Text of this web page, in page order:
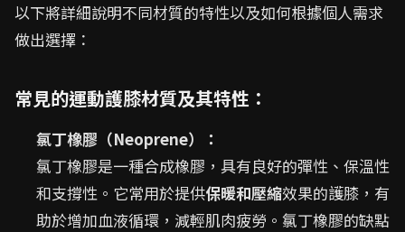
以下將詳細說明不同材質的特性以及如何根據個人需求
做出選擇：
常見的運動護膝材質及其特性：
氯丁橡膠（Neoprene）：
氯丁橡膠是一種合成橡膠，具有良好的彈性、保溫性
和支撐性。它常用於提供保暖和壓縮效果的護膝，有
助於增加血液循環，減輕肌肉疲勞。氯丁橡膠的缺點